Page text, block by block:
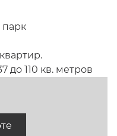
до 110 кв. метров
которого
метров, реализовали